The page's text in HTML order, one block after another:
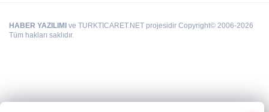
HABER YAZILIMI ve TURKTICARET.NET projesidir Copyright© 2006-2026
Tüm hakları saklıdır.